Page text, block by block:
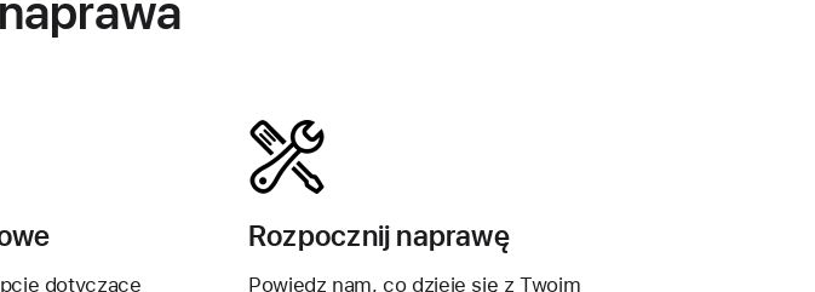
dotyczące
Rozpocznij naprawę
Powiedz nam, co dzieje się z Twoim